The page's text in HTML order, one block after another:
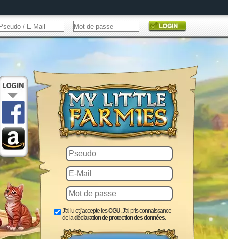
J'ai lu et j'accepte lesCGU. J'ai pris connaissance
de ladéclaration de protection des données.